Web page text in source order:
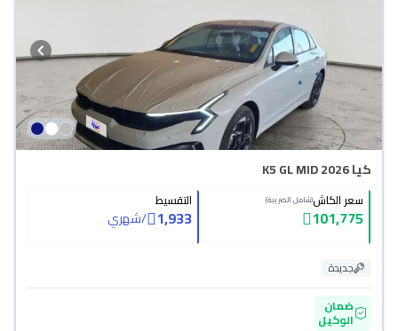
كيا K5 GL MID 2026
سعر الكاش(شامل الضريبة)
101,775
التقسيط
1,933
/شهري
جديدة
ضمان
الوكيل